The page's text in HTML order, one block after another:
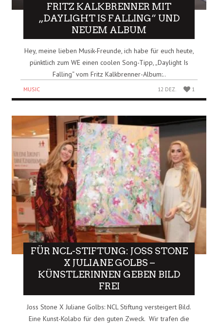
FRITZ KALKBRENNER MIT
„DAYLIGHT IS FALLING“ UND
NEUEM ALBUM
Hey, meine lieben Musik-Freunde, ich habe für euch heute,
pünktlich zum WE einen coolen Song-Tipp, „Daylight Is
Falling“ vom Fritz Kalkbrenner-Album:..
MUSIC 12 DEZ. 1
FÜR NCL-STIFTUNG: JOSS STONE
X JULIANE GOLBS –
KÜNSTLERINNEN GEBEN BILD
FREI
Joss Stone X Juliane Golbs: NCL Stiftung versteigert Bild.
Eine Kunst-Kolabo für den guten Zweck. Wir trafen die